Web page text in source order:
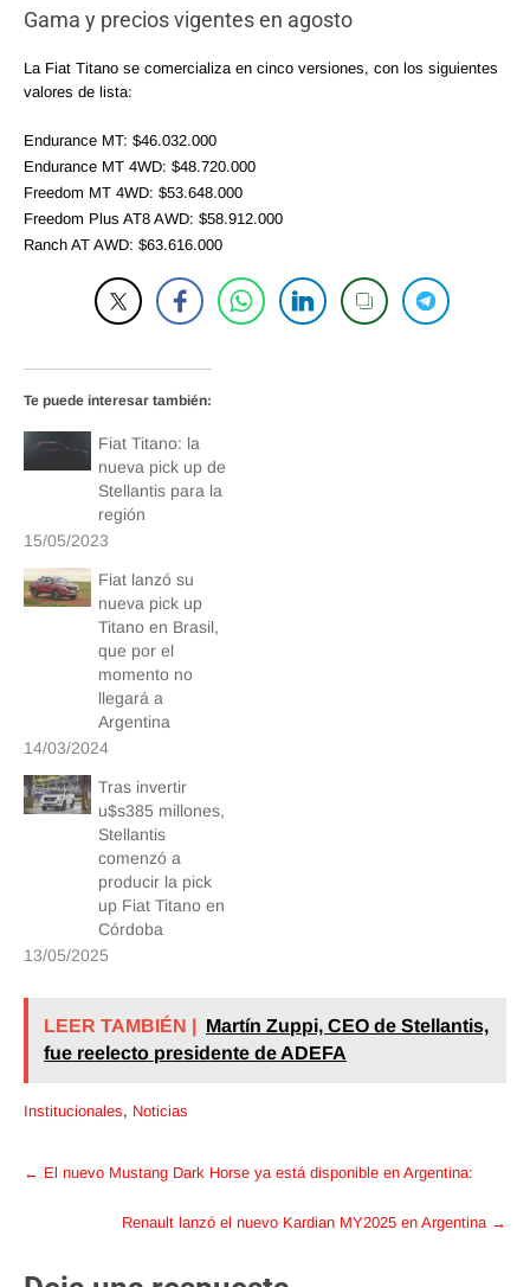
Gama y precios vigentes en agosto
La Fiat Titano se comercializa en cinco versiones, con los siguientes
valores de lista:
Endurance MT: $46.032.000
Endurance MT 4WD: $48.720.000
Freedom MT 4WD: $53.648.000
Freedom Plus AT8 AWD: $58.912.000
Ranch AT AWD: $63.616.000
Te puede interesar también:
Fiat Titano: la
nueva pick up de
Stellantis para la
región
15/05/2023
Fiat lanzó su
nueva pick up
Titano en Brasil,
que por el
momento no
llegará a
Argentina
14/03/2024
Tras invertir
u$s385 millones,
Stellantis
comenzó a
producir la pick
up Fiat Titano en
Córdoba
13/05/2025
LEER TAMBIÉN | Martín Zuppi, CEO de Stellantis,
fue reelecto presidente de ADEFA
Institucionales, Noticias
Post
← El nuevo Mustang Dark Horse ya está disponible en Argentina:
Renault lanzó el nuevo Kardian MY2025 en Argentina →